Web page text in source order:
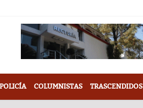
POLICÍA COLUMNISTAS TRASCENDIDOS